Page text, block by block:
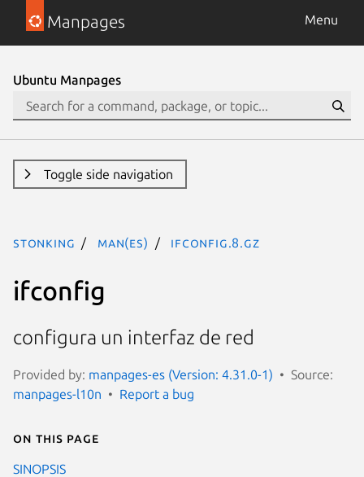
Manpages Menu
Ubuntu Manpages
Toggle side navigation
stonking man(es) ifconfig.8.gz
ifconfig
configura un interfaz de red
Provided by: manpages-es (Version: 4.31.0-1)
Source:
manpages-l10n
Report a bug
On this page
SINOPSIS